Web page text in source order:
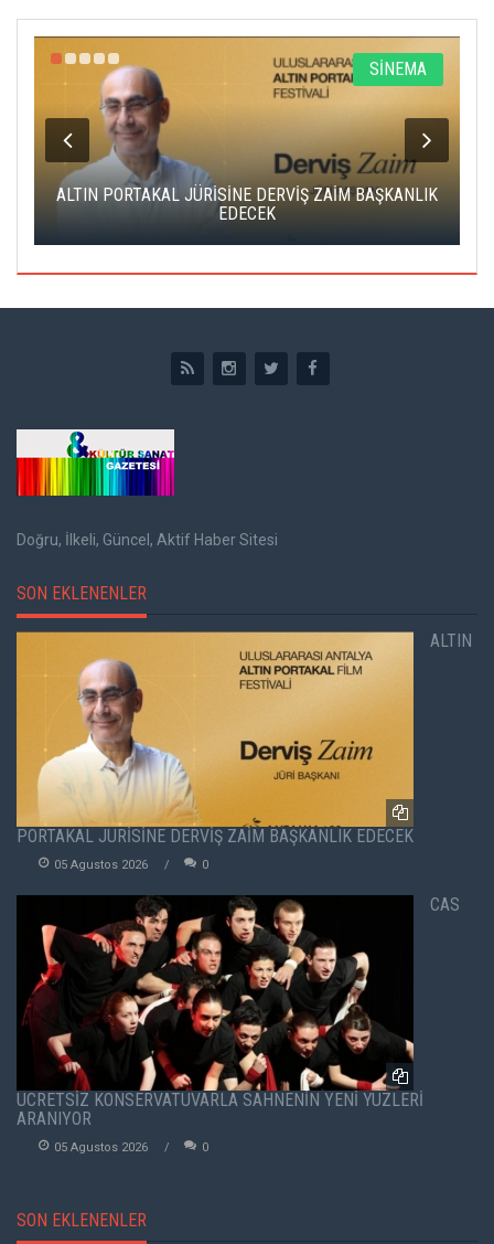
SİNEMA
ALTIN PORTAKAL JÜRİSİNE DERVİŞ ZAİM BAŞKANLIK
EDECEK
Doğru, İlkeli, Güncel, Aktif Haber Sitesi
SON EKLENENLER
ALTIN
PORTAKAL JÜRİSİNE DERVİŞ ZAİM BAŞKANLIK EDECEK
05 Agustos 2026 0
CAS
ÜCRETSİZ KONSERVATUVARLA SAHNENİN YENİ YÜZLERİ
ARANIYOR
05 Agustos 2026 0
SON EKLENENLER